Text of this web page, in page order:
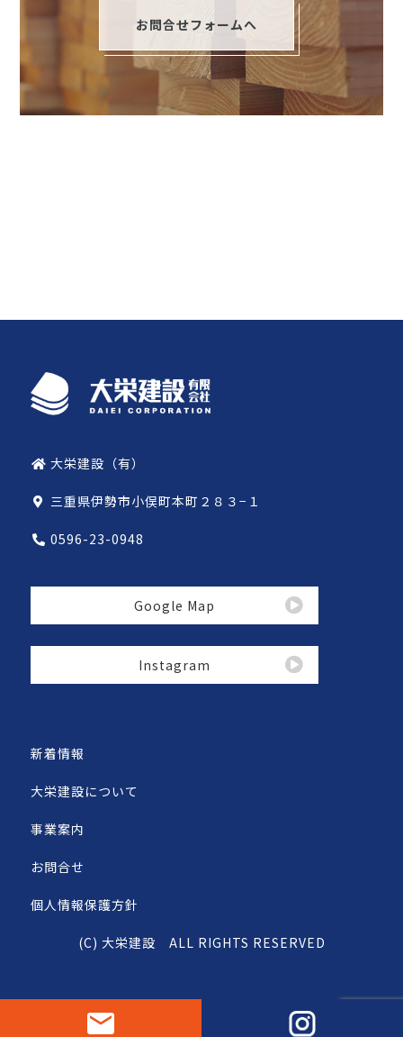
お問合せフォームへ
大栄建設（有）
三重県伊勢市小俣町本町２８３−１
0596-23-0948
Google Map
Instagram
新着情報
大栄建設について
事業案内
お問合せ
個人情報保護方針
(C) 大栄建設 ALL RIGHTS RESERVED